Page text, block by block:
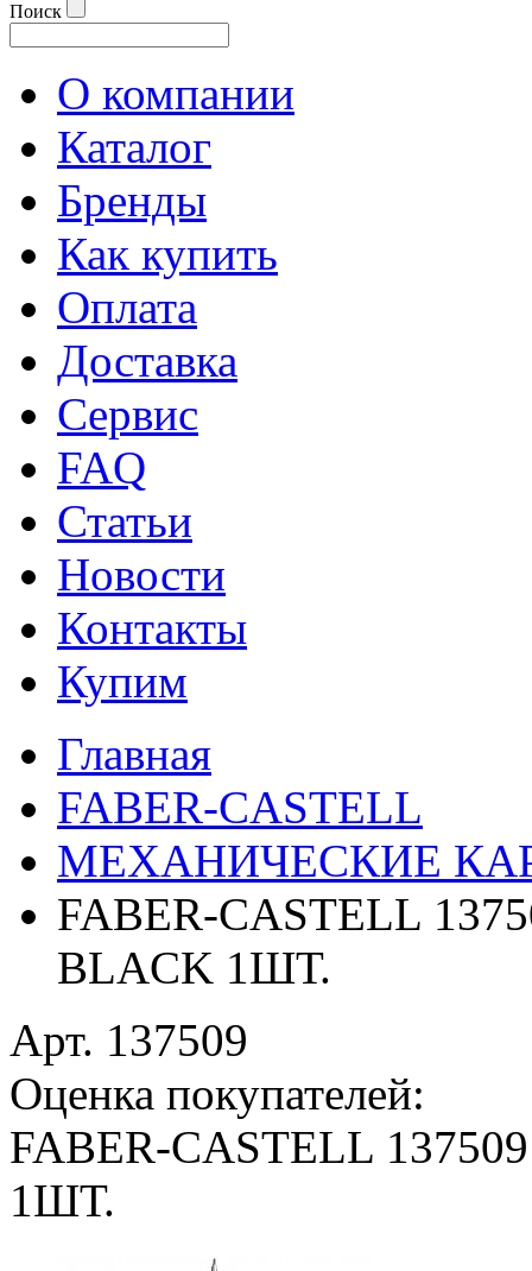
Поиск
О компании
Каталог
Бренды
Как купить
Оплата
Доставка
Сервис
FAQ
Статьи
Новости
Контакты
Купим
Главная
FABER-CASTELL
МЕХАНИЧЕСКИЕ
FABER-CASTELL
BLACK 1ШТ.
Арт. 137509
Оценка покупателей:
FABER-CASTELL
1ШТ.